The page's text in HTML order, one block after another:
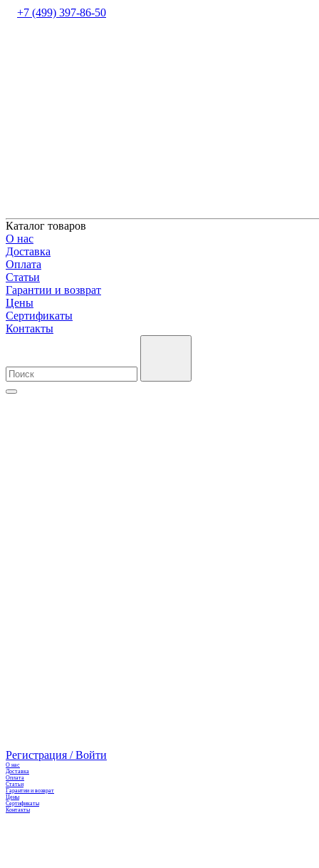
+7 (499) 397-86-50
Каталог товаров
О нас
Доставка
Оплата
Cтатьи
Гарантии и возврат
Цены
Сертификаты
Контакты
Регистрация / Войти
О нас
Доставка
Оплата
Cтатьи
Гарантии и возврат
Цены
Сертификаты
Контакты